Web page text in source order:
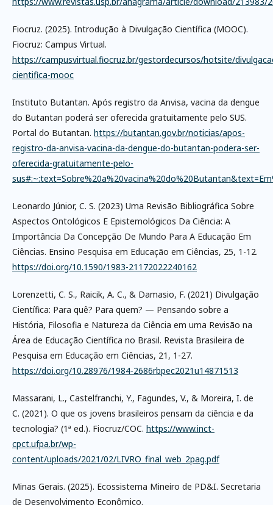
Fiocruz. (2025). Introdução à Divulgação Científica (MOOC).
Fiocruz: Campus Virtual.
https://campusvirtual.fiocruz.br/gestordecursos/hotsite/
cientifica-mooc
Instituto Butantan. Após registro da Anvisa, vacina da dengue
do Butantan poderá ser oferecida gratuitamente pelo SUS.
Portal do Butantan. https://butantan.gov.br/noticias/apos-
registro-da-anvisa-vacina-da-dengue-do-butantan-podera-ser-
oferecida-gratuitamente-pelo-
Leonardo Júnior, C. S. (2023) Uma Revisão Bibliográfica Sobre
Aspectos Ontológicos E Epistemológicos Da Ciência: A
Importância Da Concepção De Mundo Para A Educação Em
Ciências. Ensino Pesquisa em Educação em Ciências, 25, 1-12.
https://doi.org/10.1590/1983-21172022240162
Lorenzetti, C. S., Raicik, A. C., & Damasio, F. (2021) Divulgação
Científica: Para quê? Para quem? — Pensando sobre a
História, Filosofia e Natureza da Ciência em uma Revisão na
Área de Educação Científica no Brasil. Revista Brasileira de
Pesquisa em Educação em Ciências, 21, 1-27.
https://doi.org/10.28976/1984-2686rbpec2021u14871513
Massarani, L., Castelfranchi, Y., Fagundes, V., & Moreira, I. de
C. (2021). O que os jovens brasileiros pensam da ciência e da
tecnologia? (1ª ed.). Fiocruz/COC. https://www.inct-
cpct.ufpa.br/wp-
content/uploads/2021/02/LIVRO_final_web_2pag.pdf
Minas Gerais. (2025). Ecossistema Mineiro de PD&I. Secretaria
de Desenvolvimento Econômico.